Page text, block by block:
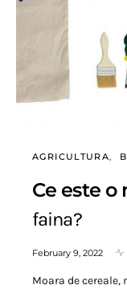
AGRICULTURA
Ce este o
faina?
February 9, 2022
Moara de cereale,